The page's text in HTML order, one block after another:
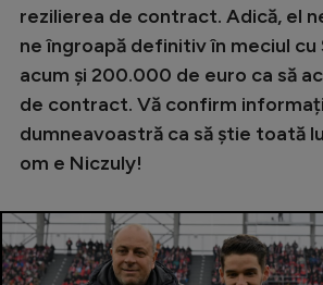
rezilierea de contract. Adică, el
ne îngroapă definitiv în meciul cu
acum și 200.000 de euro ca să
de contract. Vă confirm
dumneavoastră ca să știe toată
om e Niczuly!